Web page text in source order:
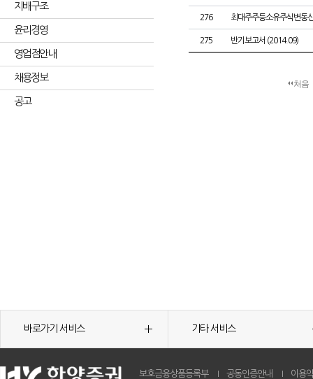
지배구조
윤리경영
영업점안내
채용정보
공고
276 최대주주등소유주식변동
275 반기보고서 (2014.09)
처음
바로가기 서비스 기타 서비스
보호금융상품등록부 공동인증안내 이용